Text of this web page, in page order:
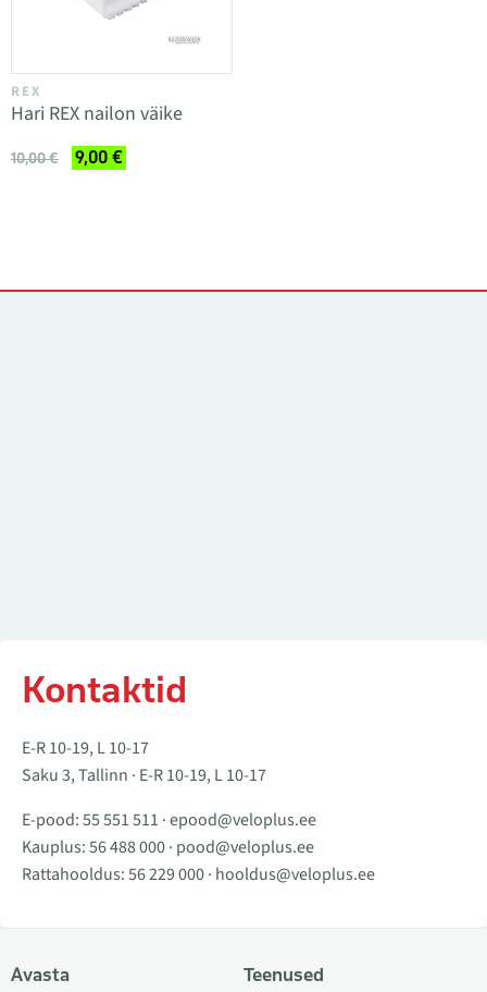
REX
Hari REX nailon väike
10,00 € 9,00 €
Kontaktid
E-R 10-19, L 10-17
Saku 3, Tallinn · E-R 10-19, L 10-17
E-pood:55 551 511 ·epood@veloplus.ee
Kauplus:56 488 000· pood@veloplus.ee
Rattahooldus:56 229 000· hooldus@veloplus.ee
Avasta Teenused